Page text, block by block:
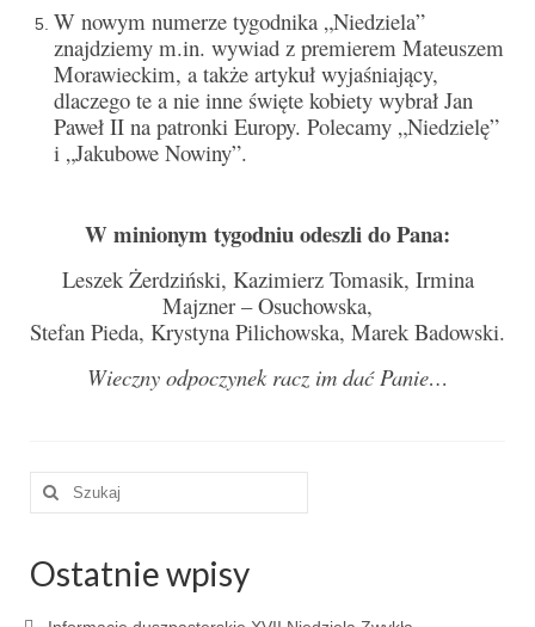
Godzina Miłosierdzia 12.04.2026
Galerie 2025
Pożegnanie Ks. Mateusza 29.06.2025
Galerie 2024
Niedziela Palmowa 24.03.2024
Wigilia Paschalna 30.03.2024
Zakończenie oktawy 2023
W nowym numerze tygodnika „Niedziela”
znajdziemy m.in. wywiad z premierem Mateuszem
Morawieckim, a także artykuł wyjaśniający,
dlaczego te a nie inne święte kobiety wybrał Jan
Paweł II na patronki Europy. Polecamy „Niedzielę”
i „Jakubowe Nowiny”.
W minionym tygodniu odeszli do Pana:
Leszek Żerdziński, Kazimierz Tomasik, Irmina
Majzner – Osuchowska,
Stefan Pieda, Krystyna Pilichowska, Marek Badowski.
Wieczny odpoczynek racz im dać Panie…
Szuklaj
Ostatnie wpisy